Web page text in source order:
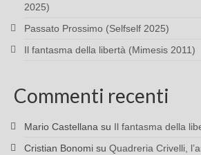
2025)
Passato Prossimo (Selfself 2025)
Il fantasma della libertà (Mimesis 2011)
Commenti recenti
Mario Castellana su Il fantasma della
Cristian Bonomi su Quadreria Crivelli,